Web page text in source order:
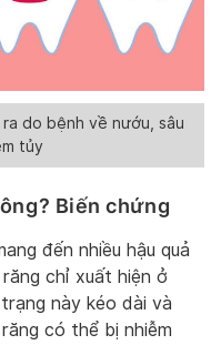
do bệnh về nướu, sâu
tủy
Biến chứng
đến nhiều hậu quả
chỉ xuất hiện ở
này kéo dài và
có thể bị nhiễm